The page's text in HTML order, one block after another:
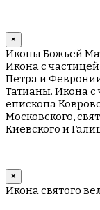
×
Иконы Божьей
Икона с
Петра и
Татианы. Икона
епископа
Московского,
Киевского и
×
Икона святого